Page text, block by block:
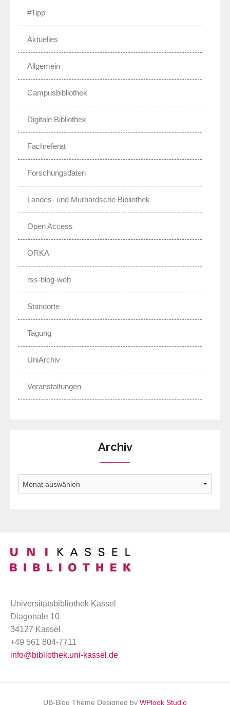
#Tipp
Aktuelles
Allgemein
Campusbibliothek
Digitale Bibliothek
Fachreferat
Forschungsdaten
Landes- und Murhardsche Bibliothek
Open Access
ORKA
rss-blog-web
Standorte
Tagung
UniArchiv
Veranstaltungen
Archiv
Universitätsbibliothek Kassel
Diagonale 10
34127 Kassel
+49 561 804-7711
info@bibliothek.uni-kassel.de
UB-Blog Theme Designed by WPlook Studio